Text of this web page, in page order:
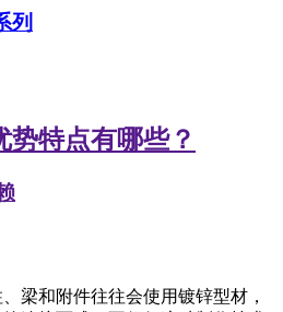
列
特点有哪些？
梁和附件往往会使用镀锌型材，